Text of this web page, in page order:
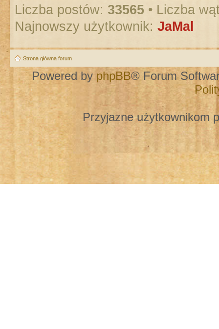
Liczba postów: 33565 • Liczba
Najnowszy użytkownik: JaMal
Strona główna forum
Powered by phpBB® Forum
Przyjazne użytkownikom